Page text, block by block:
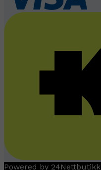
Powered by 24Nettbutikk